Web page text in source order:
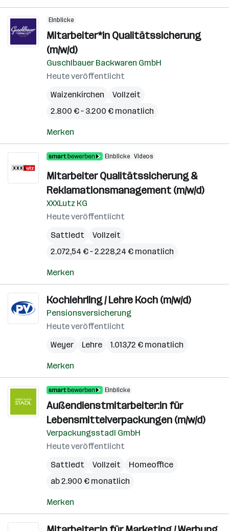
Einblicke
Mitarbeiter*in Qualitätssicherung
(m/w/d)
Guschlbauer Backwaren GmbH
Heute veröffentlicht
Waizenkirchen
Vollzeit
2.800 € – 3.200 € monatlich
Merken
Einblicke Videos
Mitarbeiter Qualitätssicherung &
Reklamationsmanagement (m/w/d)
XXXLutz KG
Heute veröffentlicht
Sattledt
Vollzeit
2.072,54 € – 2.228,24 € monatlich
Merken
Kochlehrling / Lehre Koch (m/w/d)
Pensionsversicherung
Heute veröffentlicht
Weyer
Lehre 1.013,72 € monatlich
Merken
Einblicke
Außendienstmitarbeiter:in für
Lebensmittelverpackungen (m/w/d)
Verpackungsstadl GmbH
Heute veröffentlicht
Sattledt
Vollzeit
Homeoffice
ab 2.900 € monatlich
Merken